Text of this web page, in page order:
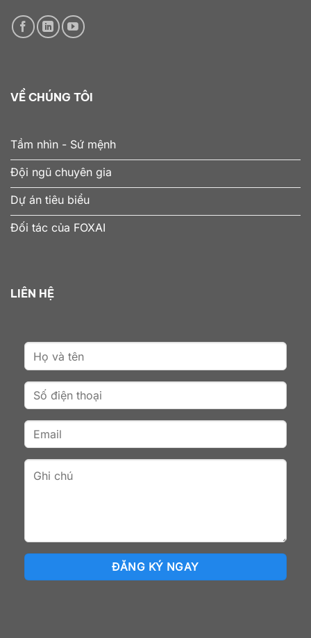
VỀ CHÚNG TÔI
Tầm nhìn - Sứ mệnh
Đội ngũ chuyên gia
Dự án tiêu biểu
Đối tác của FOXAI
LIÊN HỆ